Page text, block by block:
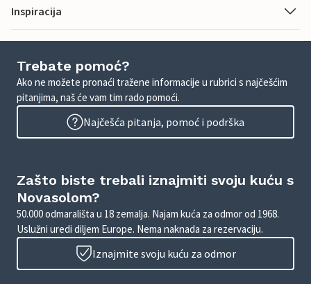
Inspiracija
Trebate pomoć?
Ako ne možete pronaći tražene informacije u rubrici s najčešćim
pitanjima, naš će vam tim rado pomoći.
Najčešća pitanja, pomoć i podrška
Zašto biste trebali iznajmiti svoju kuću s
Novasolom?
50.000 odmarališta u 18 zemalja. Najam kuća za odmor od 1968.
Uslužni uredi diljem Europe. Nema naknada za rezervaciju.
Iznajmite svoju kuću za odmor